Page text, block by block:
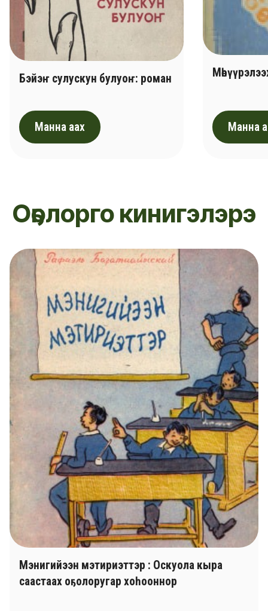
Бэйэҥ сулускун булуоҥ: роман
Манна аах Манна
Оҕолорго кинигэлэрэ
Мэнигийээн мэтириэттэр : Оскуола кыра
саастаах оҕолоругар хоһооннор